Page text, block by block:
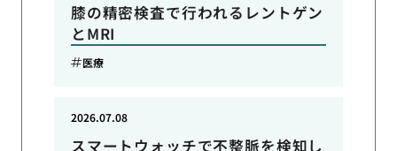
膝の精密検査で行われるレントゲン
とMRI
医療
スマートウォッチで不整脈を検知し
2026.07.08